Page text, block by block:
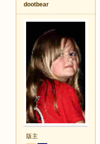
dootbear
版主